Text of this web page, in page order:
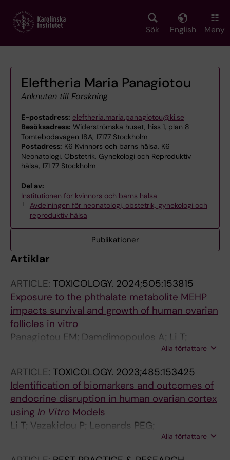
main
Sök English Meny
Eleftheria Maria Panagiotou
Anknuten till Forskning
E-postadress: eleftheria.maria.panagiotou@ki.se
Besöksadress: Widerströmska huset, hiss 1, plan 8
Tomtebodavägen 18A, 17177 Stockholm
Postadress: K6 Kvinnors och barns hälsa, K6
Neonatologi, Obstetrik, Gynekologi och Reproduktiv
hälsa, 171 77 Stockholm
Del av:
Institutionen för kvinnors och barns hälsa
Avdelningen för neonatologi, obstetrik, gynekologi och
reproduktiv hälsa
Publikationer
Artiklar
ARTICLE: TOXICOLOGY. 2024;505:153815
Exposure to the phthalate metabolite MEHP
impacts survival and growth of human ovarian
follicles in vitro
Panagiotou EM; Damdimopoulos A; Li T;
Moussaud-Lamodiere E; Pedersen M; Lebre F;
Alfaro-Moreno E; Lindskog C; Svingen T;
Damdimopoulou P
Alla författare
ARTICLE: TOXICOLOGY. 2023;485:153425
Identification of biomarkers and outcomes of
endocrine disruption in human ovarian cortex
using In Vitro Models
Li T; Vazakidou P; Leonards PEG;
Damdimopoulos A; Panagiotou EM; Arnelo C;
Alla författare